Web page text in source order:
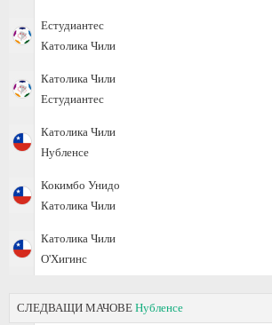
Естудиантес
Католика Чили
Католика Чили
Естудиантес
Католика Чили
Нубленсе
Кокимбо Унидо
Католика Чили
Католика Чили
О'Хигинс
СЛЕДВАЩИ МАЧОВЕ Нубленсе